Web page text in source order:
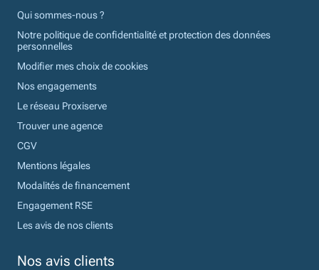
Qui sommes-nous ?
Notre politique de confidentialité et protection des données
personnelles
Modifier mes choix de cookies
Nos engagements
Le réseau Proxiserve
Trouver une agence
CGV
Mentions légales
Modalités de financement
Engagement RSE
Les avis de nos clients
Nos avis clients